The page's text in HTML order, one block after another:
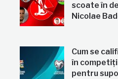
scoate în
Nicolae
Cum se
în
pentru